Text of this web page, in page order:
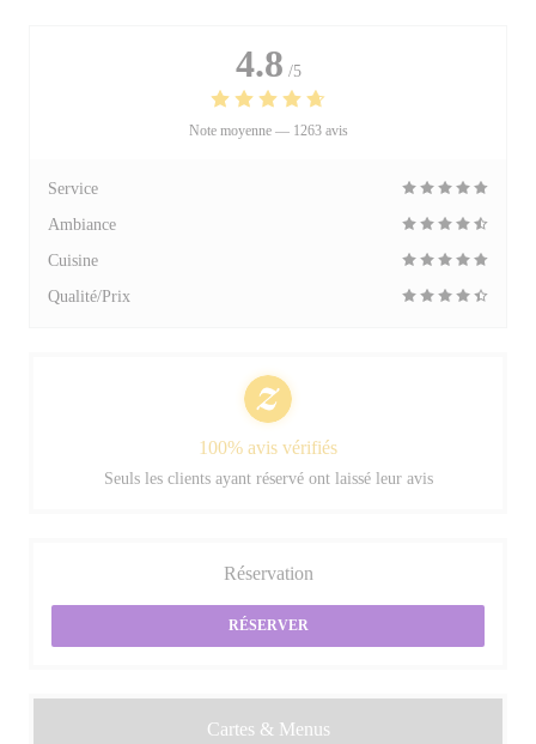
4.8 /5
Note moyenne — 1263 avis
Service
Ambiance
Cuisine
Qualité/Prix
100% avis vérifiés
Seuls les clients ayant réservé ont laissé leur avis
Réservation
RÉSERVER
Cartes & Menus